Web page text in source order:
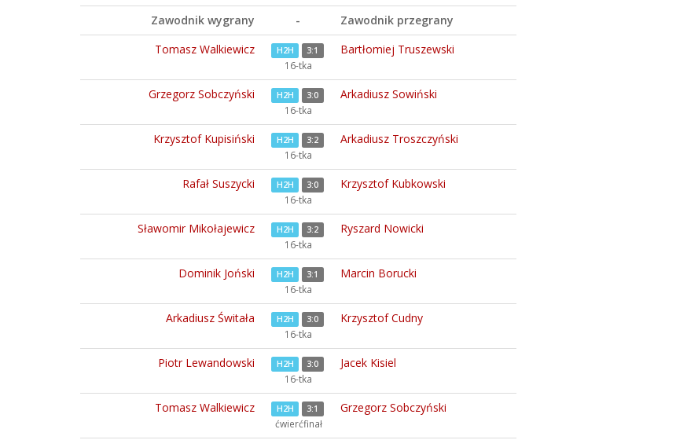
Zawodnik wygrany -
Zawodnik przegrany
Tomasz Walkiewicz
H2H 3:1 Bartłomiej Truszewski
16-tka
Grzegorz Sobczyński H2H 3:0 Arkadiusz Sowiński
16-tka
Krzysztof Kupisiński H2H 3:2 Arkadiusz Troszczyński
16-tka
Rafał Suszycki H2H 3:0 Krzysztof Kubkowski
16-tka
Sławomir Mikołajewicz H2H 3:2 Ryszard Nowicki
16-tka
Dominik Joński H2H 3:1 Marcin Borucki
16-tka
Arkadiusz Świtała H2H 3:0 Krzysztof Cudny
16-tka
Piotr Lewandowski H2H 3:0 Jacek Kisiel
16-tka
Tomasz Walkiewicz H2H 3:1 Grzegorz Sobczyński
ćwierćfinał